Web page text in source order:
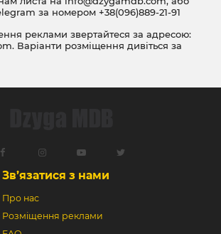
за номером +38(096)889-21-91
реклами звертайтеся за адресою:
. Варіанти розміщення дивіться за
Зв’язатися з нами
Про нас
Розміщення реклами